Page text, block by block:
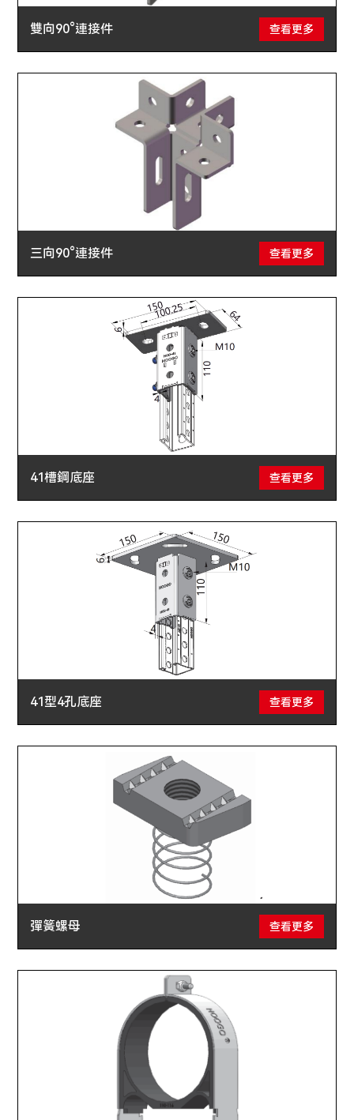
雙向90°連接件 查看更多
三向90°連接件 查看更多
41槽鋼底座 查看更多
41型4孔底座 查看更多
彈簧螺母 查看更多